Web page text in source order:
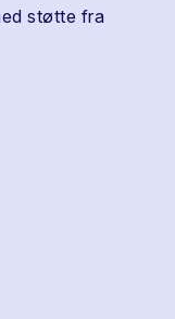
støtte fra